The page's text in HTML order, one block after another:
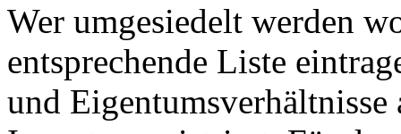
Wer umgesiedelt werden
entsprechende Liste
und